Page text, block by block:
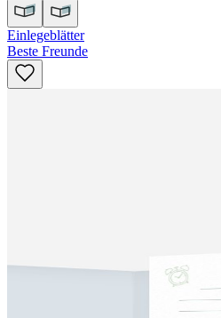
Einlegeblätter
Beste Freunde